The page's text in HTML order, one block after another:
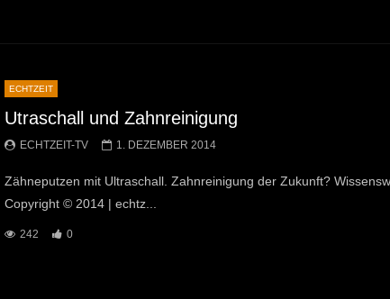
ECHTZEIT
Utraschall und Zahnreinigung
ECHTZEIT-TV 1. DEZEMBER 2014
Zähneputzen mit Ultraschall. Zahnreinigung der Zukunft?
Copyright © 2014 | echtz...
242 0